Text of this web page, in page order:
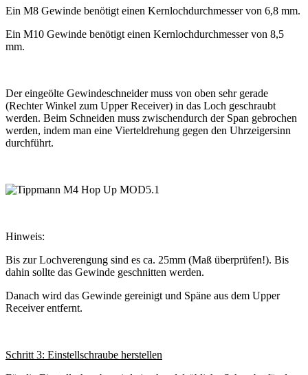
Ein M8 Gewinde benötigt einen Kernlochdurchmesser von 6,8 mm.
Ein M10 Gewinde benötigt einen Kernlochdurchmesser von 8,5
mm.
Der eingeölte Gewindeschneider muss von oben sehr gerade
(Rechter Winkel zum Upper Receiver) in das Loch geschraubt
werden. Beim Schneiden muss zwischendurch der Span gebrochen
werden, indem man eine Vierteldrehung gegen den Uhrzeigersinn
durchführt.
Hinweis:
Bis zur Lochverengung sind es ca. 25mm (Maß überprüfen!). Bis
dahin sollte das Gewinde geschnitten werden.
Danach wird das Gewinde gereinigt und Späne aus dem Upper
Receiver entfernt.
Schritt 3: Einstellschraube herstellen